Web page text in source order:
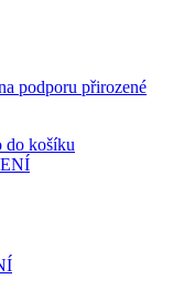
podporu přirozené
do košíku